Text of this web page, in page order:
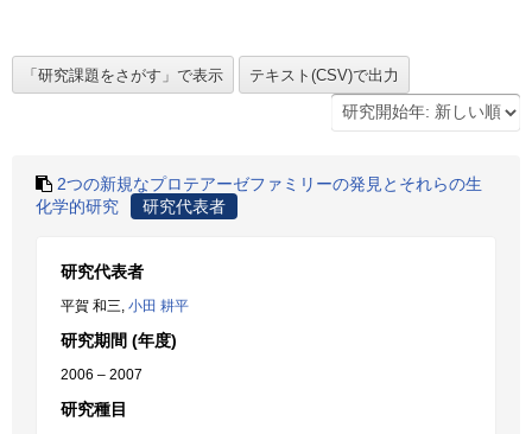
2つの新規なプロテアーゼファミリーの発見とそれらの生
化学的研究
研究代表者
研究代表者
平賀 和三, 小田 耕平
研究期間 (年度)
2006 – 2007
研究種目